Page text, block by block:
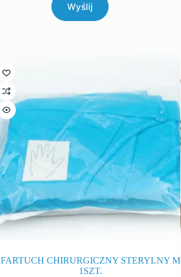
Wyślij
FARTUCH CHIRURGICZNY STERYLNY M
1SZT.